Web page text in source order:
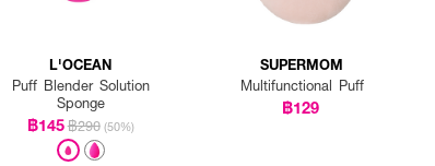
L'OCEAN
Puff Blender Solution
Sponge
฿145฿290 (50%)
SUPERMOM
Multifunctional Puff
฿129